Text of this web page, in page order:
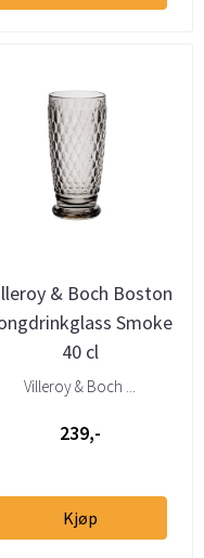
& Boch Boston
Smoke
40 cl
Villeroy & Boch ...
239,-
Kjøp